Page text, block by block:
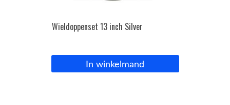
Wieldoppenset 13 inch Silver
In winkelmand